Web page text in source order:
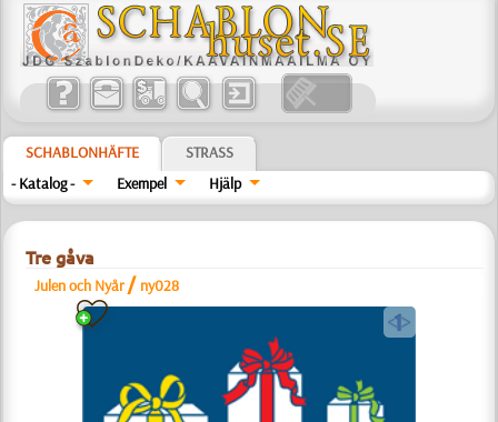
SCHABLONHÄFTE
STRASS
- Katalog -
Exempel Hjälp
Tre gåva
Julen och Nyår / ny028
a